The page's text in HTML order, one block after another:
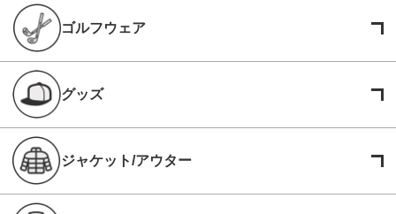
ゴルフウェア
グッズ
ジャケット/アウター